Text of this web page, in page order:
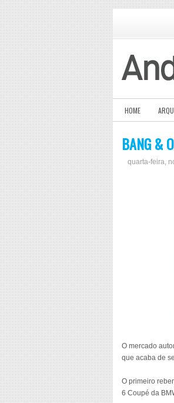
HOME
BANG &
quarta-feira,
O mercado
que acaba de
O primeiro
6 Coupé da